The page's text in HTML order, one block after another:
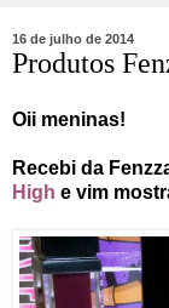
16 de julho de 2014
Produtos
Oii meninas!
Recebi da
High e vim